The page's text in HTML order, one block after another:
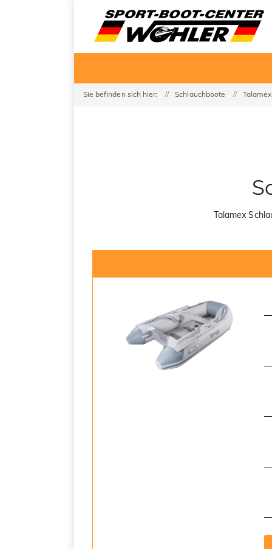
Sie befinden sich hier: Schlauchboote Talamex
Talamex